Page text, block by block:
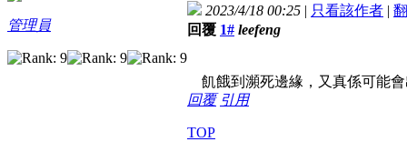
管理員
2023/4/18 00:25 | 只看該作者 |
回覆 1# leefeng
飢餓到瀕死邊緣，又真係可能會
回覆 引用
TOP